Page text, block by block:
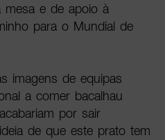
mesa e de apoio à
para o Mundial de
imagens de equipas
a comer bacalhau
por sair
de que este prato tem